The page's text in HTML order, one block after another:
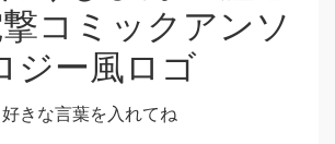
コミックアンソ
ジー風ロゴ
好きな言葉を入れてね